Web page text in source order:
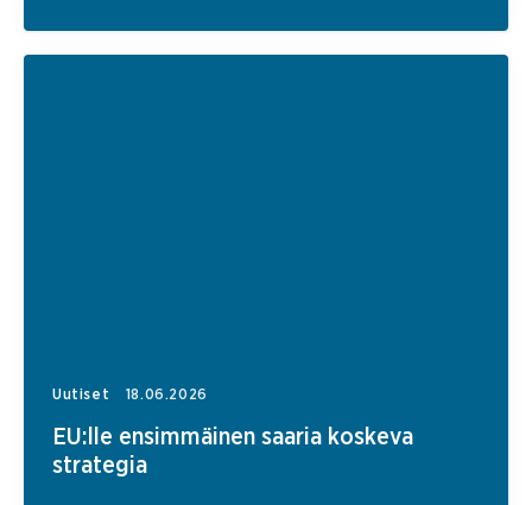
Uutiset 18.06.2026
EU:lle ensimmäinen saaria koskeva
strategia